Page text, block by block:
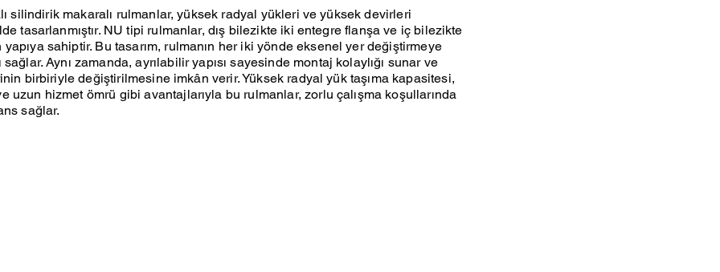
silindirik makaralı rulmanlar, yüksek radyal yükleri ve yüksek devirleri
tasarlanmıştır. NU tipi rulmanlar, dış bilezikte iki entegre flanşa ve iç bilezikte
sahiptir. Bu tasarım, rulmanın her iki yönde eksenel yer değiştirmeye
sağlar. Aynı zamanda, ayrılabilir yapısı sayesinde montaj kolaylığı sunar ve
birbiriyle değiştirilmesine imkân verir. Yüksek radyal yük taşıma kapasitesi,
uzun hizmet ömrü gibi avantajlarıyla bu rulmanlar, zorlu çalışma koşullarında
sağlar.